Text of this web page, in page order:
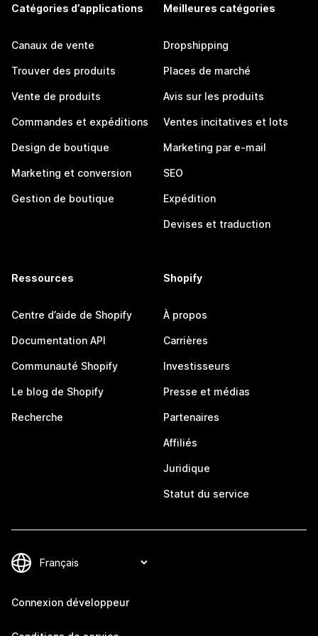
Catégories d’applications
Canaux de vente
Trouver des produits
Vente de produits
Commandes et expéditions
Design de boutique
Marketing et conversion
Gestion de boutique
Meilleures catégories
Dropshipping
Places de marché
Avis sur les produits
Ventes incitatives et lots
Marketing par e-mail
SEO
Expédition
Devises et traduction
Ressources
Centre d’aide de Shopify
Documentation API
Communauté Shopify
Le blog de Shopify
Recherche
Shopify
À propos
Carrières
Investisseurs
Presse et médias
Partenaires
Affiliés
Juridique
Statut du service
Connexion développeur